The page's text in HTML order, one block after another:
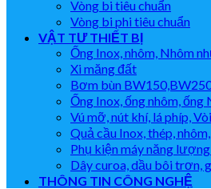
Vòng bi tiêu chuẩn
Vòng bi phi tiêu chuẩn
VẬT TƯ THIẾT BỊ
Ống Inox, nhôm, Nhôm
Xi măng đất
Bơm bùn
Ống Inox, ống nhôm, ống
Vú mỡ, nút khí, lá phíp,
Quả cầu Inox, thép,
Phụ kiện máy năng
Dây curoa, dầu bôi trơn,
THÔNG TIN CÔNG NGHỆ